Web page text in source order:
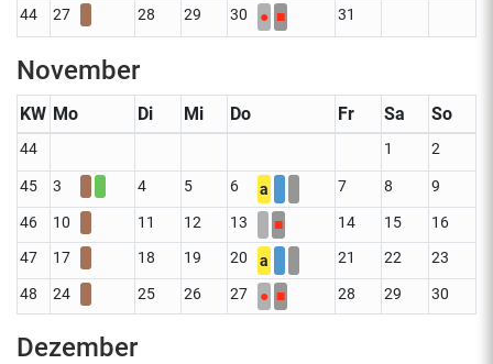
44 27 28 29 30 ● ■ 31
November
KW Mo Di Mi Do Fr Sa So
44 1 2
45 3 4 5 6 a 7 8 9
46 10 11 12 13 ■ 14 15
16
47
17 18 19 20 a 21 22 23
48 24 25 26 27 ● ■ 28 29 30
Dezember